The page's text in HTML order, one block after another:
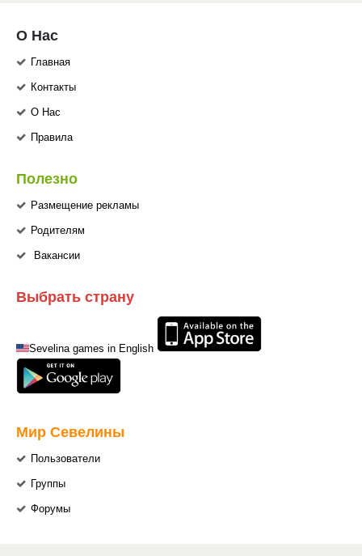
О Нас
Главная
Контакты
О Нас
Правила
Полезно
Размещение рекламы
Родителям
Вакансии
Выбрать страну
Sevelina games in English
Мир Севелины
Пользователи
Группы
Форумы